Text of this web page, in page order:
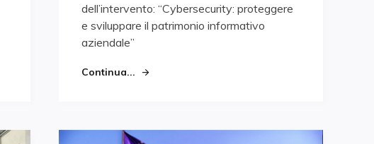
dell’intervento: “Cybersecurity: proteggere
e sviluppare il patrimonio informativo
aziendale”
Continua...